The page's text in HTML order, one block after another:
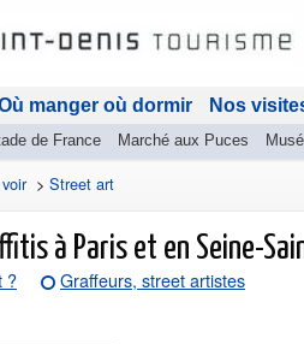
de France Marché aux Puces
manger où dormir Nos
> Street art
à Paris et en Seine-
? Graffeurs, street artistes